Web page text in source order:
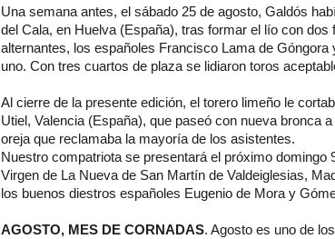
Una semana antes, el sábado 25 de agosto, Galdós
del Cala, en Huelva (España), tras formar el lío con
alternantes, los españoles Francisco Lama de
uno. Con tres cuartos de plaza se lidiaron toros
Al cierre de la presente edición, el torero limeño le
Utiel, Valencia (España), que paseó con nueva bronca
oreja que reclamaba la mayoría de los asistentes.
Nuestro compatriota se presentará el próximo
Virgen de La Nueva de San Martín de Valdeiglesias,
los buenos diestros españoles Eugenio de Mora y
AGOSTO, MES DE CORNADAS. Agosto es uno de